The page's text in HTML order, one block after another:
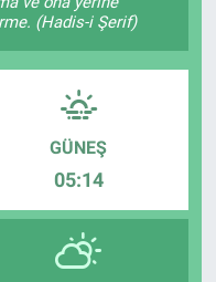
(Hadis-i Şerif)
GÜNEŞ
05:14